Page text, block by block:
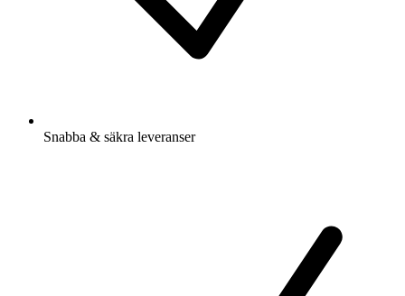
Snabba & säkra leveranser